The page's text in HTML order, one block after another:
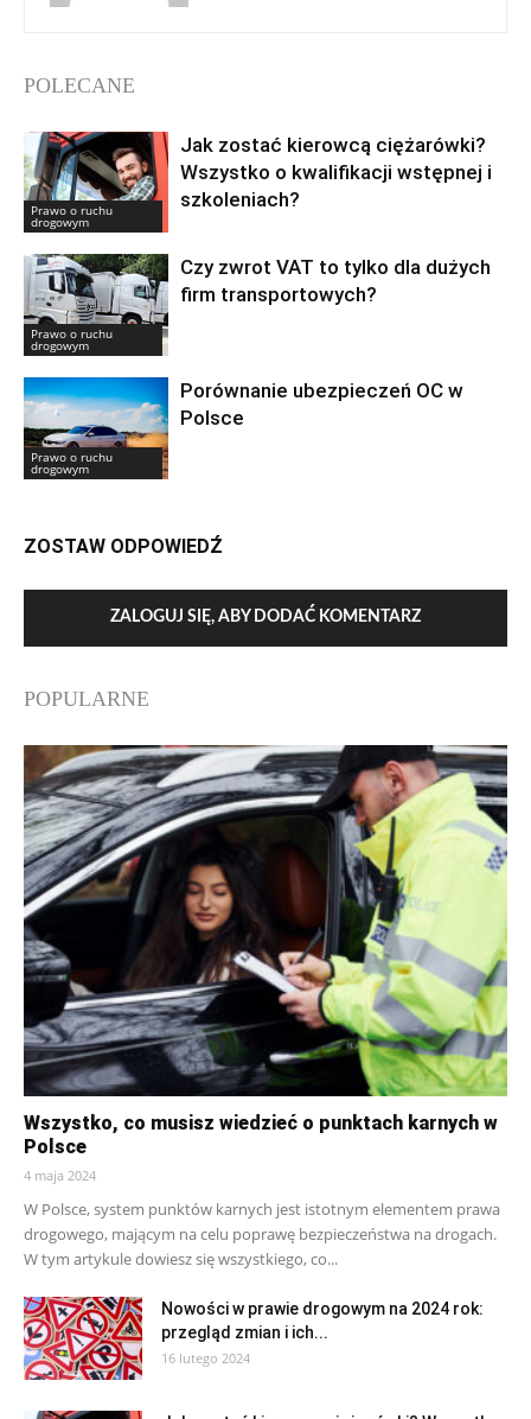
POLECANE
Prawo o ruchu
drogowym
Jak zostać kierowcą ciężarówki?
Wszystko o kwalifikacji wstępnej i
szkoleniach?
Prawo o ruchu
drogowym
Czy zwrot VAT to tylko dla dużych
firm transportowych?
Prawo o ruchu
drogowym
Porównanie ubezpieczeń OC w
Polsce
ZOSTAW ODPOWIEDŹ
ZALOGUJ SIĘ, ABY DODAĆ KOMENTARZ
POPULARNE
Wszystko, co musisz wiedzieć o punktach karnych w
Polsce
4 maja 2024
W Polsce, system punktów karnych jest istotnym elementem prawa
drogowego, mającym na celu poprawę bezpieczeństwa na drogach.
W tym artykule dowiesz się wszystkiego, co...
Nowości w prawie drogowym na 2024 rok:
przegląd zmian i ich...
16 lutego 2024